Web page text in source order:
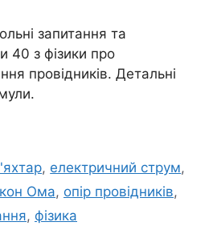
запитання та
40 з фізики про
провідників. Детальні
, електричний струм,
Ома, опір провідників,
, фізика